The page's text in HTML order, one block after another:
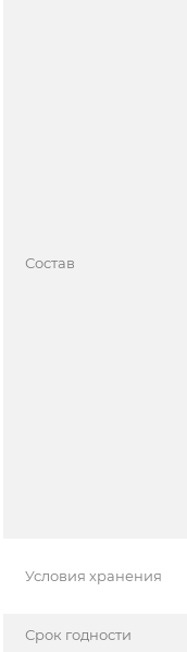
Состав
Условия хранения
Срок годности